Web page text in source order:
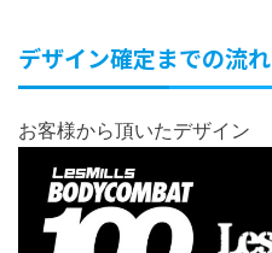
デザイン確定までの流れ
お客様から頂いたデザイン